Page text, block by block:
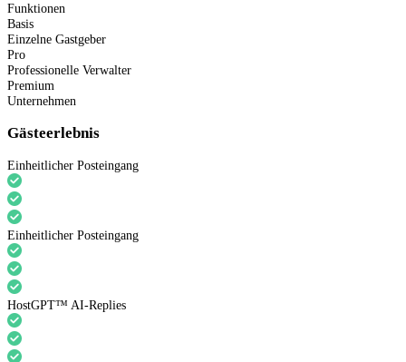
Funktionen
Basis
Einzelne Gastgeber
Pro
Professionelle Verwalter
Premium
Unternehmen
Gästeerlebnis
Einheitlicher Posteingang
Einheitlicher Posteingang
HostGPT™ AI-Replies